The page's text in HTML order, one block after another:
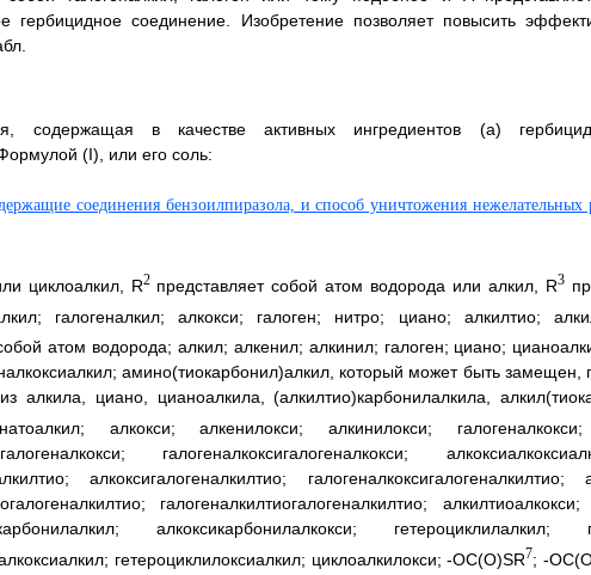
соединение. Изобретение позволяет повысить
содержащая в качестве активных ингредиентов (a)
(I), или его соль:
циклоалкил, R2представляет собой атом водорода или алкил, R3
галогеналкил; алкокси; галоген; нитро; циано; алкилтио;
атом водорода; алкил; алкенил; алкинил; галоген; циано;
амино(тиокарбонил)алкил, который может быть
алкила, циано, цианоалкила, (алкилтио)карбонилалкила,
алкокси; алкенилокси; алкинилокси; галогеналкокси;
галогеналкоксигалогеналкокси;
алкоксигалогеналкилтио; галогеналкоксигалогеналкилтио;
галогеналкилтиогалогеналкилтио;
алкоксикарбонилалкокси; гетероциклилалкил;
гетероциклилоксиалкил; циклоалкилокси; -OC(O)SR7; -